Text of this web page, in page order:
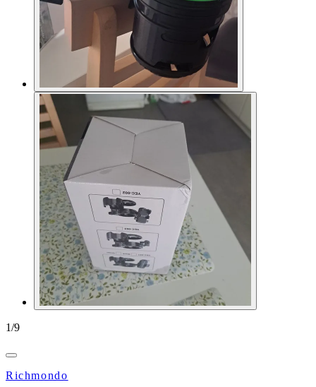
1/9
Richmondo